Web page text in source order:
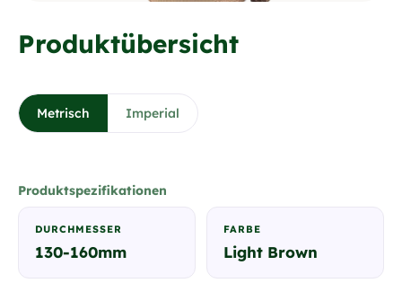
Produktübersicht
Metrisch Imperial
Produktspezifikationen
DURCHMESSER
130-160mm
FARBE
Light Brown